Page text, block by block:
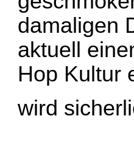
damaligen
aktuell
Hop Kultur
wird